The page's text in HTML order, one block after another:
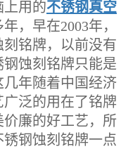
用的不锈钢真空
，早在2003年，
铭牌，以前没有
蚀刻铭牌只能是
年随着中国经济
泛的用在了铭牌
廉的好工艺，所
钢蚀刻铭牌一点